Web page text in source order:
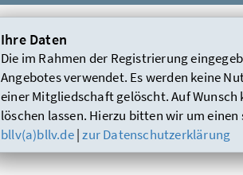
Ihre Daten
Die im Rahmen der Registrierung
Angebotes verwendet. Es werden keine
einer Mitgliedschaft gelöscht. Auf
löschen lassen. Hierzu bitten wir um
bllv(a)bllv.de|zur Datenschutzerklärung